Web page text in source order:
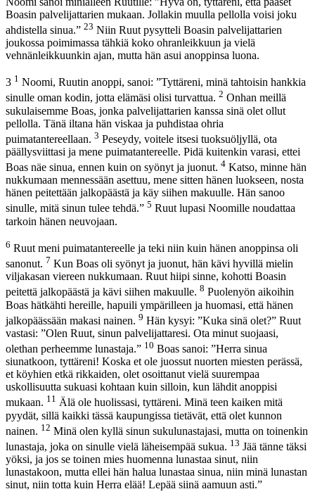
Boasin palvelijattarien mukaan. Jollakin muulla pellolla voisi joku
ahdistella sinua.” 23 Niin Ruut pysytteli Boasin palvelijattarien
joukossa poimimassa tähkiä koko ohranleikkuun ja vielä
vehnänleikkuunkin ajan, mutta hän asui anoppinsa luona.
3 1 Noomi, Ruutin anoppi, sanoi: ”Tyttäreni, minä tahtoisin hankkia
sinulle oman kodin, jotta elämäsi olisi turvattua. 2 Onhan meillä
sukulaisemme Boas, jonka palvelijattarien kanssa sinä olet ollut
pellolla. Tänä iltana hän viskaa ja puhdistaa ohria
puimatantereellaan. 3 Peseydy, voitele itsesi tuoksuöljyllä, ota
päällysviittasi ja mene puimatantereelle. Pidä kuitenkin varasi, ettei
Boas näe sinua, ennen kuin on syönyt ja juonut. 4 Katso, minne hän
nukkumaan mennessään asettuu, mene sitten hänen luokseen, nosta
hänen peitettään jalkopäästä ja käy siihen makuulle. Hän sanoo
sinulle, mitä sinun tulee tehdä.” 5 Ruut lupasi Noomille noudattaa
tarkoin hänen neuvojaan.
6 Ruut meni puimatantereelle ja teki niin kuin hänen anoppinsa oli
sanonut. 7 Kun Boas oli syönyt ja juonut, hän kävi hyvillä mielin
viljakasan viereen nukkumaan. Ruut hiipi sinne, kohotti Boasin
peitettä jalkopäästä ja kävi siihen makuulle. 8 Puolenyön aikoihin
Boas hätkähti hereille, hapuili ympärilleen ja huomasi, että hänen
jalkopäässään makasi nainen. 9 Hän kysyi: ”Kuka sinä olet?” Ruut
vastasi: ”Olen Ruut, sinun palvelijattaresi. Ota minut suojaasi,
olethan perheemme lunastaja.” 10 Boas sanoi: ”Herra sinua
siunatkoon, tyttäreni! Koska et ole juossut nuorten miesten perässä,
et köyhien etkä rikkaiden, olet osoittanut vielä suurempaa
uskollisuutta sukuasi kohtaan kuin silloin, kun lähdit anoppisi
mukaan. 11 Älä ole huolissasi, tyttäreni. Minä teen kaiken mitä
pyydät, sillä kaikki tässä kaupungissa tietävät, että olet kunnon
nainen. 12 Minä olen kyllä sinun sukulunastajasi, mutta on toinenkin
lunastaja, joka on sinulle vielä läheisempää sukua. 13 Jää tänne täksi
yöksi, ja jos se toinen mies huomenna lunastaa sinut, niin
lunastakoon, mutta ellei hän halua lunastaa sinua, niin minä lunastan
sinut, niin totta kuin Herra elää! Lepää siinä aamuun asti.”